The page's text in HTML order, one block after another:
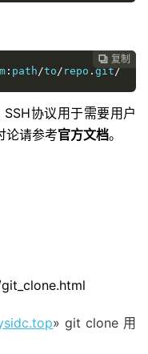
 复制
: path/to/ repo . git/
协议用于需要用户
论请参考官方文档。
» git clone 用